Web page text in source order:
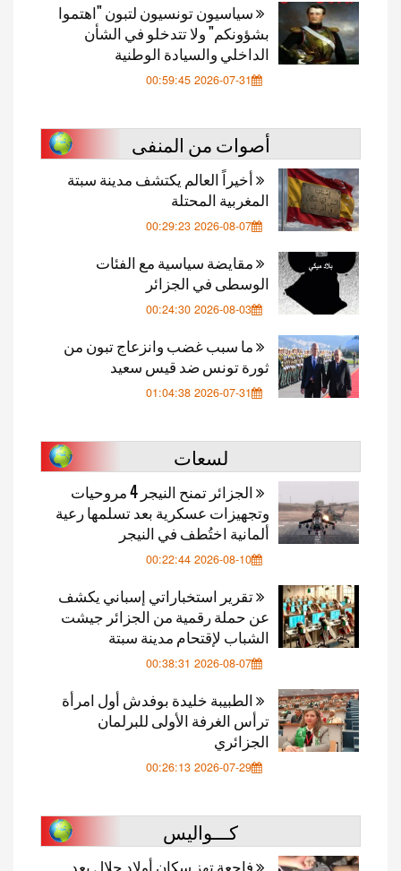
سياسيون تونسيون لتبون "اهتموا
بشؤونكم" ولا تتدخلو في الشأن
الداخلي والسيادة الوطنية
2026-07-31 00:59:45
أصوات من المنفى
أخيراً العالم يكتشف مدينة سبتة
المغربية المحتلة
2026-08-07 00:29:23
مقايضة سياسية مع الفئات
الوسطى في الجزائر
2026-08-03 00:24:30
ما سبب غضب وانزعاج تبون من
ثورة تونس ضد قيس سعيد
2026-07-31 01:04:38
لسعات
الجزائر تمنح النيجر 4 مروحيات
وتجهيزات عسكرية بعد تسلمها رعية
ألمانية اختُطف في النيجر
2026-08-10 00:22:44
تقرير استخباراتي إسباني يكشف
عن حملة رقمية من الجزائر جيشت
الشباب لإقتحام مدينة سبتة
2026-08-07 00:38:31
الطبيبة خليدة بوفدش أول امرأة
ترأس الغرفة الأولى للبرلمان
الجزائري
2026-07-29 00:26:13
كـــواليس
فاجعة تهز سكان أولاد جلال بعد